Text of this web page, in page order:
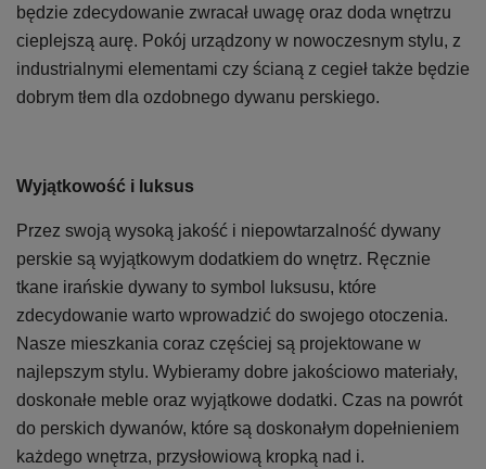
będzie zdecydowanie zwracał uwagę oraz doda wnętrzu
cieplejszą aurę. Pokój urządzony w nowoczesnym stylu, z
industrialnymi elementami czy ścianą z cegieł także będzie
dobrym tłem dla ozdobnego dywanu perskiego.
Wyjątkowość i luksus
Przez swoją wysoką jakość i niepowtarzalność dywany
perskie są wyjątkowym dodatkiem do wnętrz. Ręcznie
tkane irańskie dywany to symbol luksusu, które
zdecydowanie warto wprowadzić do swojego otoczenia.
Nasze mieszkania coraz częściej są projektowane w
najlepszym stylu. Wybieramy dobre jakościowo materiały,
doskonałe meble oraz wyjątkowe dodatki. Czas na powrót
do perskich dywanów, które są doskonałym dopełnieniem
każdego wnętrza, przysłowiową kropką nad i.